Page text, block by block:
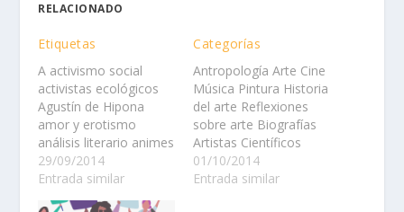
RELACIONADO
Etiquetas
A activismo social
activistas ecológicos
Agustín de Hipona
amor y erotismo
análisis literario animes
+ comics + animación
Antigua Grecia
29/09/2014
Entrada similar
Categorías
Antropología Arte Cine
Música Pintura Historia
del arte Reflexiones
sobre arte Biografías
Artistas Científicos
Escritores Filósofos
Ciencia y tecnología
01/10/2014
Entrada similar